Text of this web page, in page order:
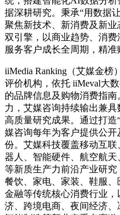
据深耕研究。秉承“用数据
聚焦新技术、新消费及新
双引擎，以商业趋势、消费
服务客户成长全周期，精准
iiMedia Ranking（艾媒金
评价机构，依托 iiMeval大
的品牌信息及购物消费指
力，艾媒咨询持续输出兼
高质量研究成果。通过打
媒咨询每年为客户提供公
份。艾媒科技覆盖移动互
器人、智能硬件、航空航
等新质生产力前沿产业研究
餐饮、家电、家装、鞋服、
金融等传统核心消费行业
济、跨境电商、夜间经济、